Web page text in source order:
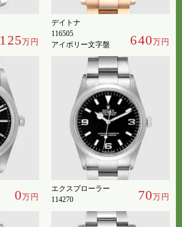
125万円
デイトナ
116505
アイボリー文字盤
640万円
0万円
エクスプローラー
114270
70万円